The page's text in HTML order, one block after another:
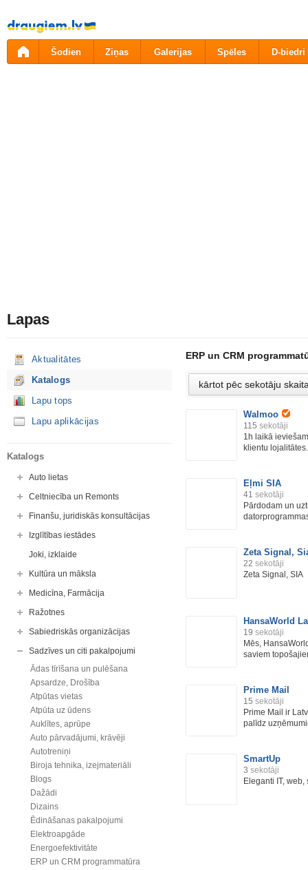
Pāriet
uz
saturu
Šodien Ziņas Galerijas Spēles D-biedri
Lapas
Aktualitātes
Katalogs
Lapu tops
Lapu aplikācijas
Katalogs
Auto lietas
Celtniecība un Remonts
Finanšu, juridiskās konsultācijas
Izglītības iestādes
Joki, izklaide
Kultūra un māksla
Medicīna, Farmācija
Ražotnes
Sabiedriskās organizācijas
Sadzīves un citi pakalpojumi
Ādas tīrīšana un pulēšana
Apsardze, Drošība
Atpūtas vietas
Atpūta uz ūdens
Auklītes, aprūpe
Auto pārvadājumi, krāvēji
Autotreniņi
Biroja tehnika, izejmateriāli
Blogs
Dažādi
Dizains
Ēdināšanas pakalpojumi
Elektroapgāde
Energoefektivitāte
ERP un CRM programmatūra
ERP un CRM
Walmoo
115 sekotāji
1h laikā
klientu
Eļmi SIA
41 sekotāji
Pārdodam un
Zeta Signal,
22 sekotāji
Zeta Signal, SIA
HansaWorld
19 sekotāji
Mēs,
saviem
Prime Mail
15 sekotāji
Prime Mail ir
palīdz
SmartUp
3 sekotāji
Eleganti IT,